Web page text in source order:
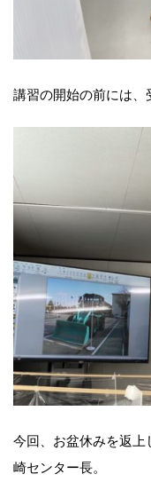
講習の開始の前には、
今回、お盆休みを返
崎センター長。